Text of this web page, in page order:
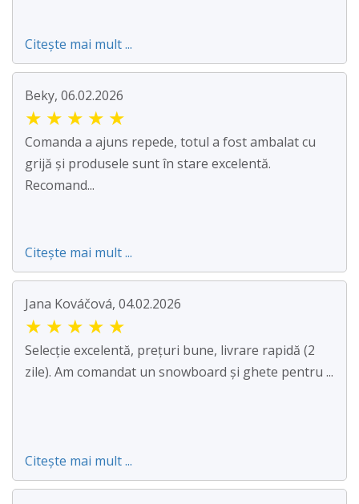
Citește mai mult ...
Beky, 06.02.2026
★ ★ ★ ★ ★
Comanda a ajuns repede, totul a fost ambalat cu
grijă și produsele sunt în stare excelentă.
Recomand...
Citește mai mult ...
Jana Kováčová, 04.02.2026
★ ★ ★ ★ ★
Selecție excelentă, prețuri bune, livrare rapidă (2
zile). Am comandat un snowboard și ghete pentru ...
Citește mai mult ...